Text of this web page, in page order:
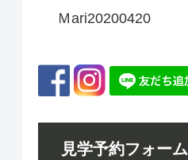
Ｍari20200420
見学予約フォーム